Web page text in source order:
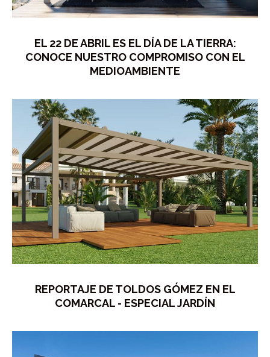
EL 22 DE ABRIL ES EL DÍA DE LA TIERRA:
CONOCE NUESTRO COMPROMISO CON EL
MEDIOAMBIENTE
REPORTAJE DE TOLDOS GÓMEZ EN EL
COMARCAL - ESPECIAL JARDÍN